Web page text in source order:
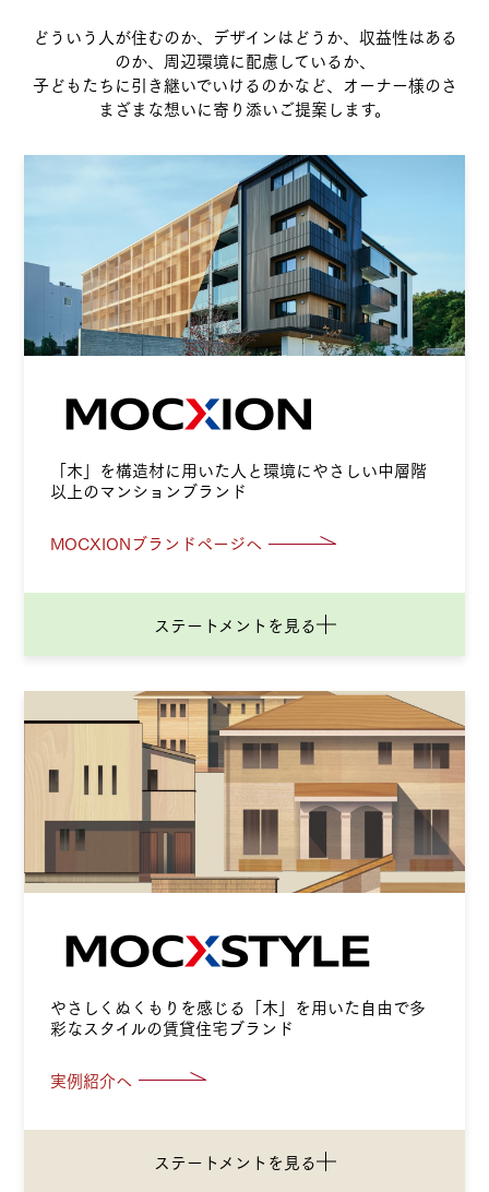
どういう人が住むのか、デザインはどうか、収益性はある
のか、周辺環境に配慮しているか、
子どもたちに引き継いでいけるのかなど、オーナー様のさ
まざまな想いに寄り添いご提案します。
「木」を構造材に用いた人と環境にやさしい中層階
以上のマンションブランド
MOCXIONブランドページへ
やさしくぬくもりを感じる「木」を用いた自由で多
彩なスタイルの賃貸住宅ブランド
実例紹介へ